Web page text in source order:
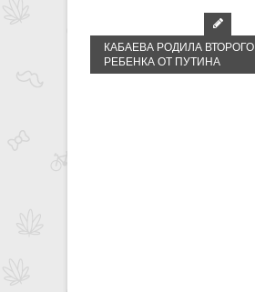
КАБАЕВА РОДИЛА ВТОРОГО
РЕБЕНКА ОТ ПУТИНА